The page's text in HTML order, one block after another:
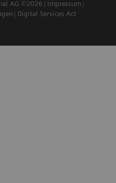
AG ©2026
Impressum
Digital Services Act